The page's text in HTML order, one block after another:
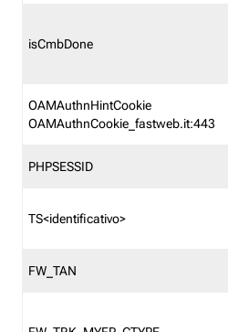
isCmbDone
OAMAuthnHintCookie
OAMAuthnCookie_fastweb.it:443
PHPSESSID
TS<identificativo>
FW_TAN